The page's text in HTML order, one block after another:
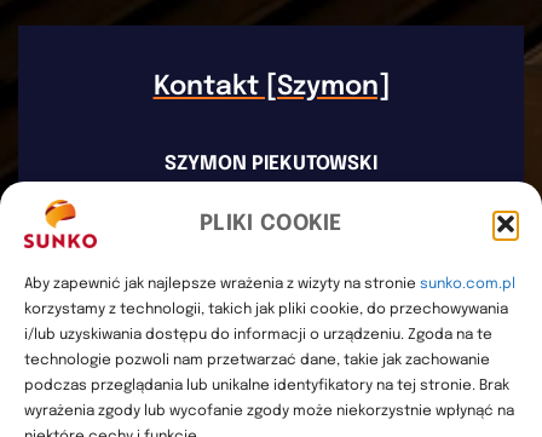
PLIKI COOKIE
Aby zapewnić jak najlepsze wrażenia z wizyty na stronie sunko.com.pl
korzystamy z technologii, takich jak pliki cookie, do przechowywania
i/lub uzyskiwania dostępu do informacji o urządzeniu. Zgoda na te
technologie pozwoli nam przetwarzać dane, takie jak zachowanie
podczas przeglądania lub unikalne identyfikatory na tej stronie. Brak
wyrażenia zgody lub wycofanie zgody może niekorzystnie wpłynąć na
Kontakt [Szymon]
SZYMON PIEKUTOWSKI
(+48) 503 923 226
serwis@sunko.com.pl